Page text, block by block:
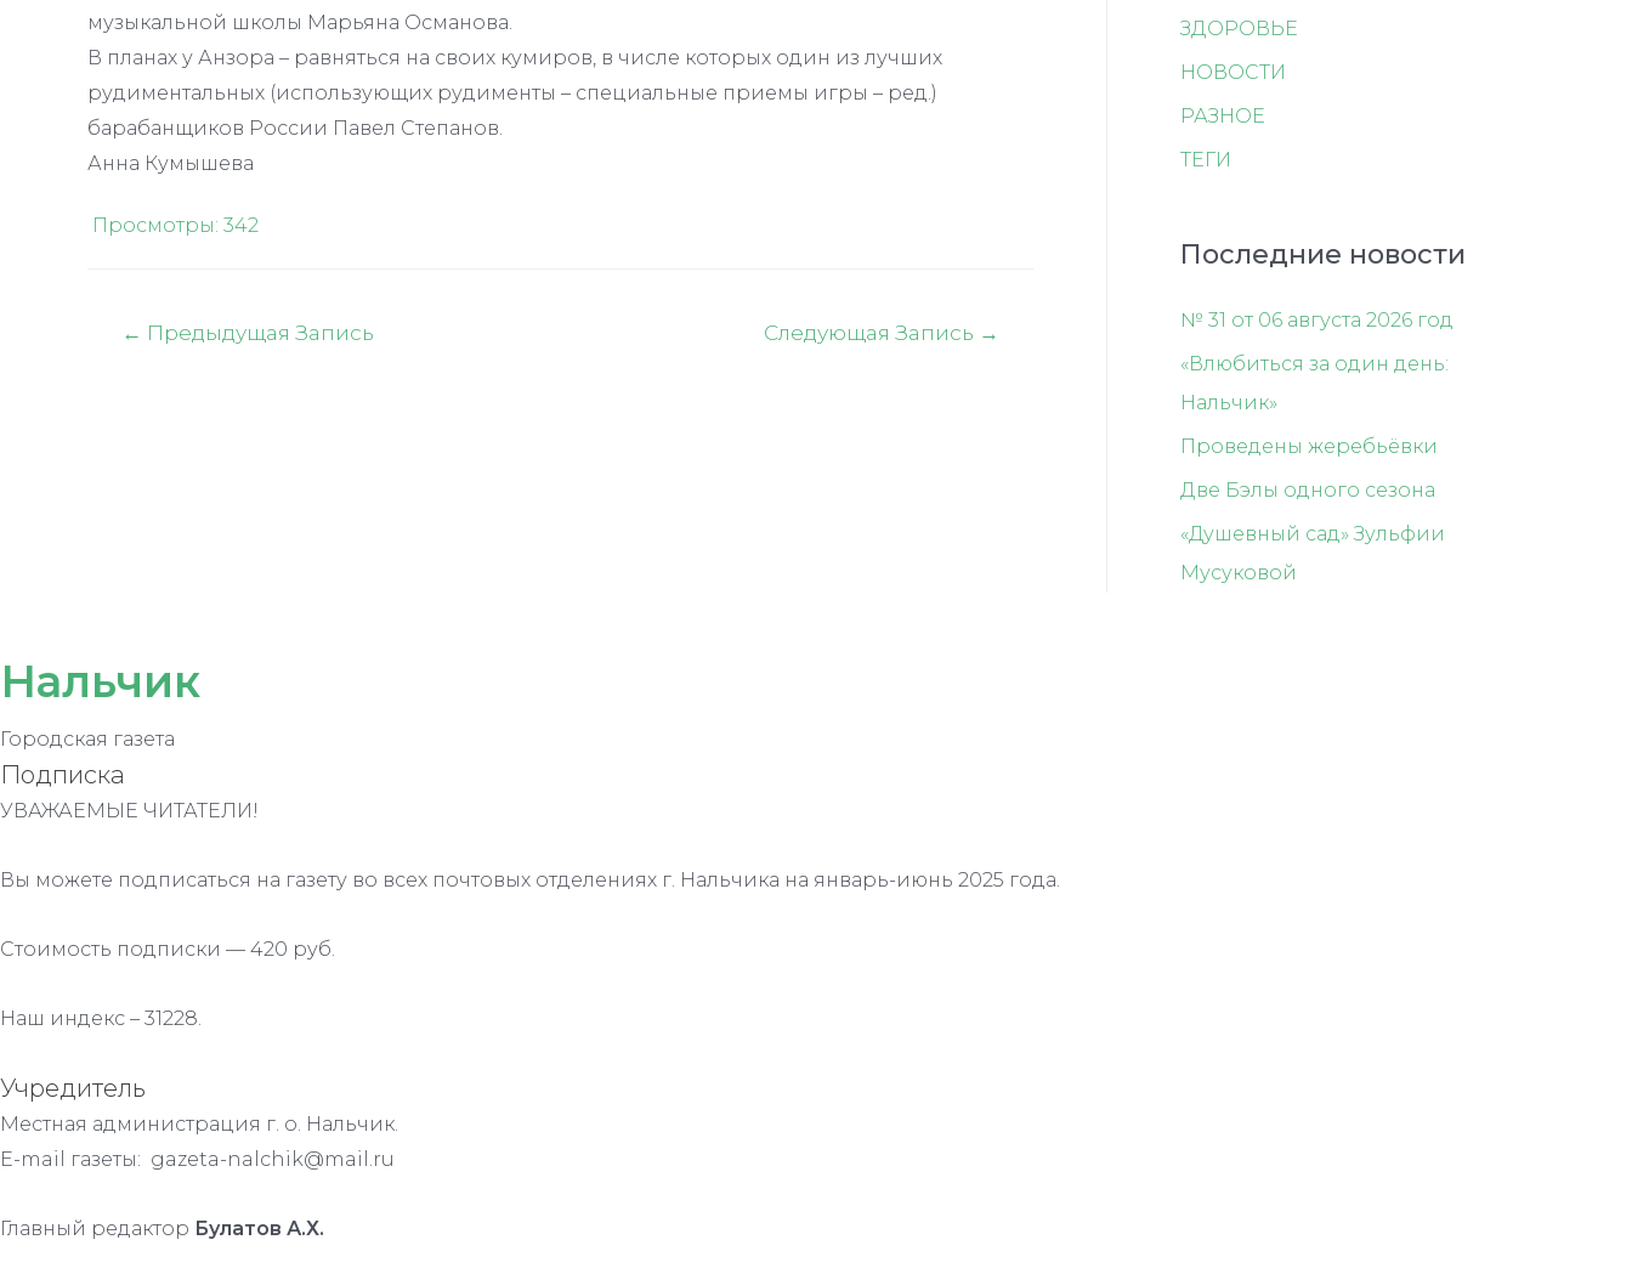
музыкальной школы Марьяна Османова.
В планах у Анзора – равняться на своих кумиров, в числе которых один из лучших
рудиментальных (использующих рудименты – специальные приемы игры – ред.)
барабанщиков России Павел Степанов.
Анна Кумышева
Просмотры: 342
Навигация
← Предыдущая Запись Следующая Запись →
ЗДОРОВЬЕ
НОВОСТИ
РАЗНОЕ
ТЕГИ
Последние новости
№ 31 от 06 августа 2026 год
«Влюбиться за один день:
Нальчик»
Проведены жеребьёвки
Две Бэлы одного сезона
«Душевный сад» Зульфии
Мусуковой
Нальчик
Городская газета
Подписка
УВАЖАЕМЫЕ ЧИТАТЕЛИ!
Вы можете подписаться на газету во всех почтовых отделениях г. Нальчика на январь-июнь 2025 года.
Стоимость подписки — 420 руб.
Наш индекс – 31228.
Учредитель
Местная администрация г. о. Нальчик.
E-mail газеты: gazeta-nalchik@mail.ru
Главный редактор Булатов А.Х.